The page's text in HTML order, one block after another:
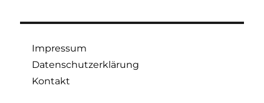
Impressum
Datenschutzerklärung
Kontakt